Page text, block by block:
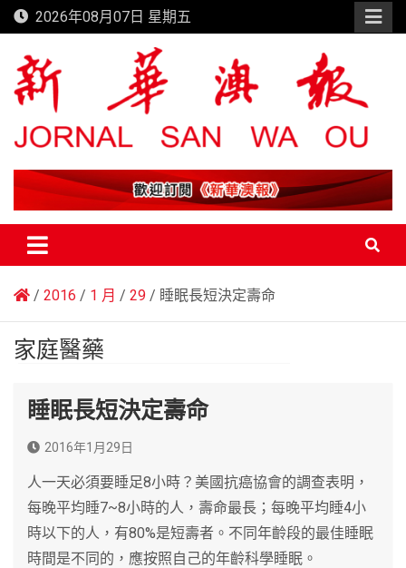
Skip
to
content
2026年08月07日 星期五
新華澳報
2016 1 月 29 睡眠長短決定壽命
家庭醫藥
睡眠長短決定壽命
2016年1月29日
人一天必須要睡足8小時？美國抗癌協會的調查表明，
每晚平均睡7~8小時的人，壽命最長；每晚平均睡4小
時以下的人，有80%是短壽者。不同年齡段的最佳睡眠
時間是不同的，應按照自己的年齡科學睡眠。